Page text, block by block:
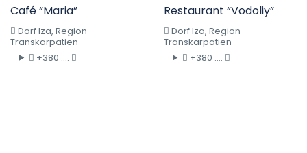
Café “Maria”
Dorf Iza, Region
Transkarpatien
+380 ....
Restaurant “Vodoliy”
Dorf Iza, Region
Transkarpatien
+380 ....